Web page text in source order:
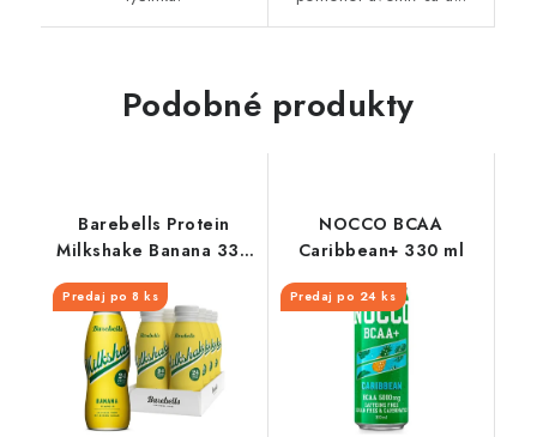
Podobné produkty
Barebells Protein
Milkshake Banana 330
ml
Predaj po 8 ks
NOCCO BCAA
Caribbean+ 330 ml
Predaj po 24 ks